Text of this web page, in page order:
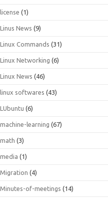
license (1)
Linus News (9)
Linux Commands (31)
Linux Networking (6)
Linux News (46)
linux softwares (43)
LUbuntu (6)
machine-learning (67)
math (3)
media (1)
Migration (4)
Minutes-of-meetings (14)